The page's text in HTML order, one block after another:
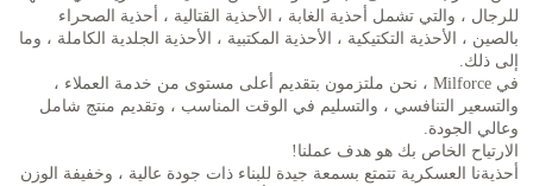
للرجال ، والتي تشمل أحذية الغابة ، الأحذية القتالية ، أحذية الصحراء
بالصين ، الأحذية التكتيكية ، الأحذية المكتبية ، الأحذية الجلدية الكاملة ، وما
إلى ذلك.
في Milforce ، نحن ملتزمون بتقديم أعلى مستوى من خدمة العملاء ،
والتسعير التنافسي ، والتسليم في الوقت المناسب ، وتقديم منتج شامل
وعالي الجودة.
الارتياح الخاص بك هو هدف عملنا!
أحذيةنا العسكرية تتمتع بسمعة جيدة للبناء ذات جودة عالية ، وخفيفة الوزن